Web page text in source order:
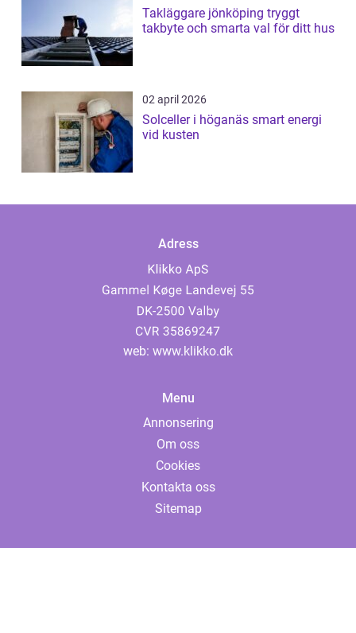
Takläggare jönköping tryggt
takbyte och smarta val för ditt hus
02 april 2026
Solceller i höganäs smart energi
vid kusten
Adress
web: www.klikko.dk
Menu
Annonsering
Om oss
Cookies
Kontakta oss
Sitemap